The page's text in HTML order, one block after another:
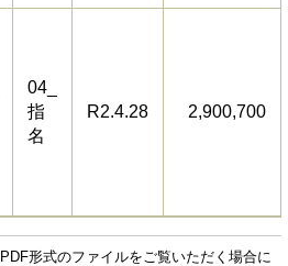
04_
指
名
R2.4.28 2,900,700
PDF形式のファイルをご覧いただく場合に